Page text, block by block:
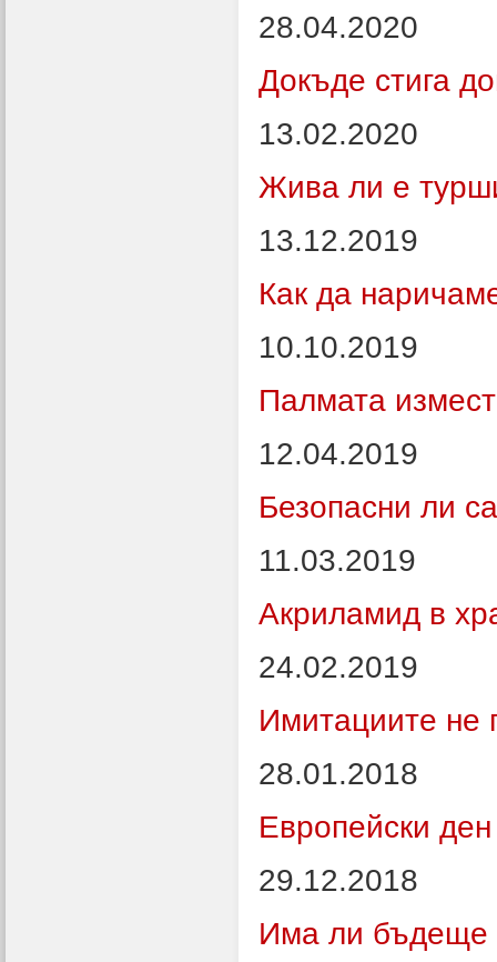
28.04.2020
Докъде стига
13.02.2020
Жива ли е
13.12.2019
Как да
10.10.2019
Палмата
12.04.2019
Безопасни ли
11.03.2019
Акриламид в
24.02.2019
Имитациите не
28.01.2018
Европейски
29.12.2018
Има ли бъдеще